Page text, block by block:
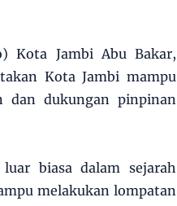
Kota Jambi Abu Bakar,
Kota Jambi mampu
dan dukungan pinpinan
biasa dalam sejarah
melakukan lompatan